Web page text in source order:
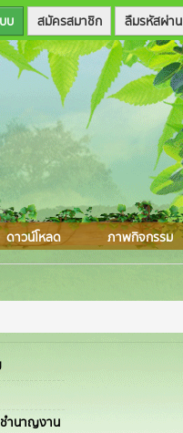
สมัครสมาชิก ลืมรหัสผ่าน
ดาวน์โหลด ภาพกิจกรรม
ำนาญงาน